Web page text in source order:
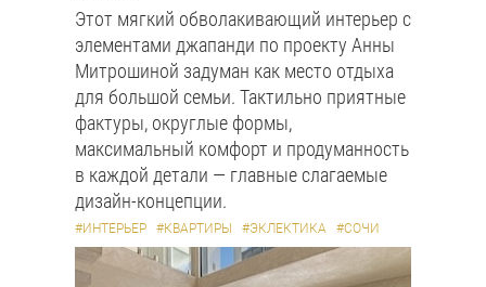
Этот мягкий обволакивающий интерьер с
элементами джапанди по проекту Анны
Митрошиной задуман как место отдыха
для большой семьи. Тактильно приятные
фактуры, округлые формы,
максимальный комфорт и продуманность
в каждой детали — главные слагаемые
дизайн-концепции.
#ИНТЕРЬЕР #КВАРТИРЫ #ЭКЛЕКТИКА #СОЧИ